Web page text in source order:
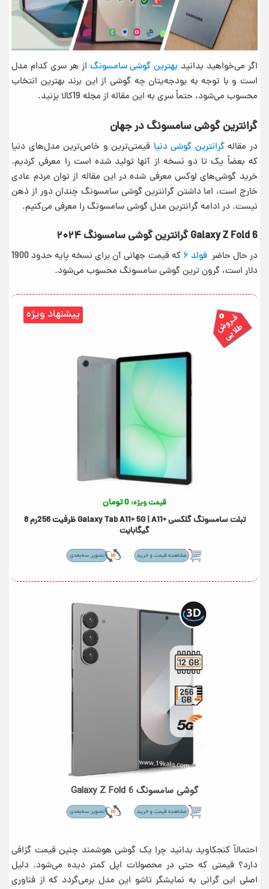
اگر می‌خواهید بدانید بهترین گوشی سامسونگ از هر سری کدام مدل
است و با توجه به بودجه‌یتان چه گوشی از این برند بهترین انتخاب
محسوب می‌شود، حتماً سری به این مقاله از مجله 19کالا بزنید.
گرانترین گوشی سامسونگ در جهان
در مقالهگرانترین گوشی دنیا قیمتی‌ترین و خاص‌ترین مدل‌های دنیا
که بعضاً یک تا دو نسخه از آنها تولید شده است را معرفی کردیم.
خرید گوشی‌های لوکس معرفی شده در این مقاله از توان مردم عادی
خارج است، اما داشتن گرانترین گوشی سامسونگ چندان دور از ذهن
نیست. در ادامه گرانترین مدل گوشی سامسونگ را معرفی می‌کنیم.
Galaxy Z Fold 6 گرانترین گوشی سامسونگ ۲۰۲۴
در حال حاضرفولد ۶
که قیمت جهانی آن برای نسخه پایه حدود 1900
دلار است، گرون ترین گوشی سامسونگ محسوب می‌شود.
قیمت ویژه: 0 تومان
تبلت سامسونگ گلکسی +Galaxy Tab A11+ 5G | A11 ظرفیت 256رم 8
گیگابایت
گوشی سامسونگ Galaxy Z Fold 6
احتمالاً کنجکاوید بدانید چرا یک گوشی هوشمند چنین قیمت گزافی
دارد؟ قیمتی که حتی در محصولات اپل کمتر دیده می‌شود. دلیل
اصلی این گرانی به نمایشگر تاشو این مدل برمی‌گردد که از فناوری